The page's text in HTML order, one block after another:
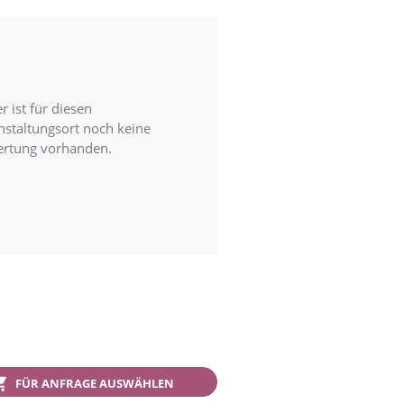
ist für diesen
noch keine
vorhanden.
FÜR ANFRAGE AUSWÄHLEN